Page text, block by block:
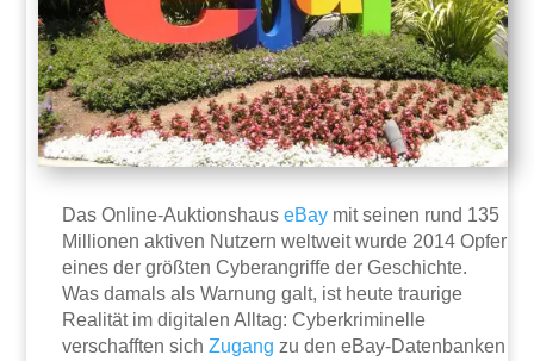
Das Online-AuktionshauseBay mit seinen rund 135
Millionen aktiven Nutzern weltweit wurde 2014 Opfer
eines der größten Cyberangriffe der Geschichte.
Was damals als Warnung galt, ist heute traurige
Realität im digitalen Alltag: Cyberkriminelle
verschafften sichZugang zu den eBay-Datenbanken